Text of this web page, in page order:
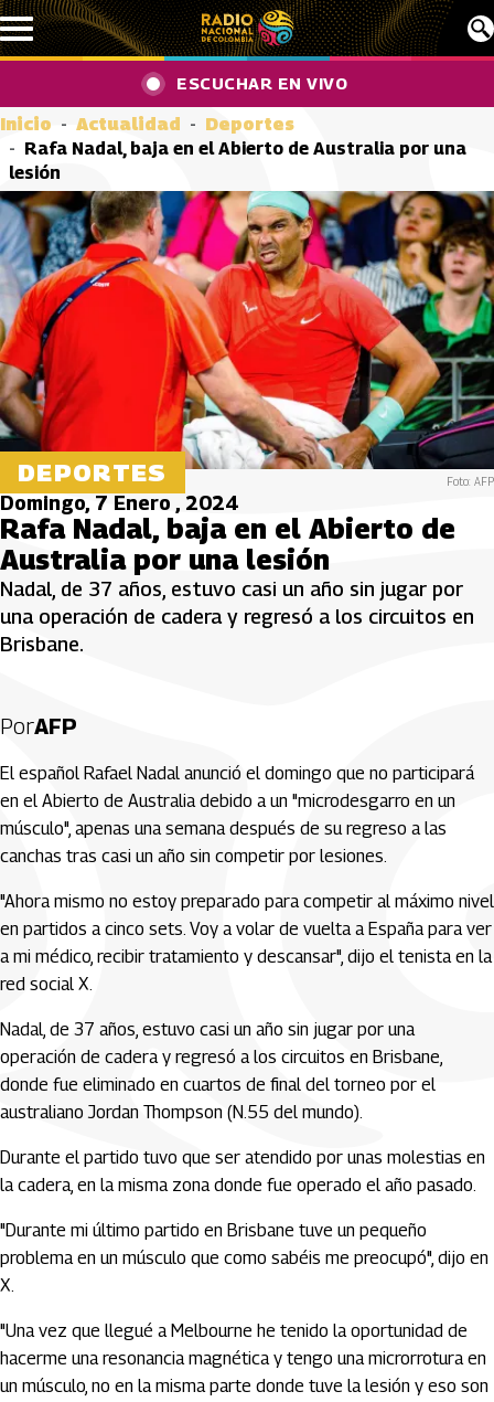
Pasar al contenido principal
ESCUCHAR EN VIVO
Inicio Actualidad
Deportes
Rafa Nadal, baja en el Abierto de Australia por una
lesión
DEPORTES Foto: AFP
Domingo, 7 Enero , 2024
Rafa Nadal, baja en el Abierto de
Australia por una lesión
Nadal, de 37 años, estuvo casi un año sin jugar por
una operación de cadera y regresó a los circuitos en
Brisbane.
PorAFP
El español Rafael Nadal anunció el domingo que no participará
en el Abierto de Australia debido a un "microdesgarro en un
músculo", apenas una semana después de su regreso a las
canchas tras casi un año sin competir por lesiones.
"Ahora mismo no estoy preparado para competir al máximo nivel
en partidos a cinco sets. Voy a volar de vuelta a España para ver
a mi médico, recibir tratamiento y descansar", dijo el tenista en la
red social X.
Nadal, de 37 años, estuvo casi un año sin jugar por una
operación de cadera y regresó a los circuitos en Brisbane,
donde fue eliminado en cuartos de final del torneo por el
australiano Jordan Thompson (N.55 del mundo).
Durante el partido tuvo que ser atendido por unas molestias en
la cadera, en la misma zona donde fue operado el año pasado.
"Durante mi último partido en Brisbane tuve un pequeño
problema en un músculo que como sabéis me preocupó", dijo en
X.
"Una vez que llegué a Melbourne he tenido la oportunidad de
hacerme una resonancia magnética y tengo una microrrotura en
un músculo, no en la misma parte donde tuve la lesión y eso son